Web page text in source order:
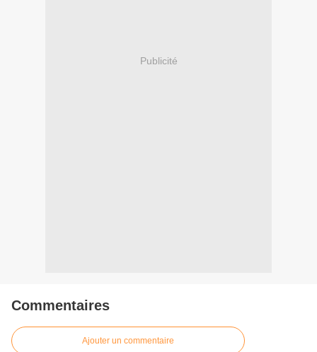
Publicité
Commentaires
Ajouter un commentaire